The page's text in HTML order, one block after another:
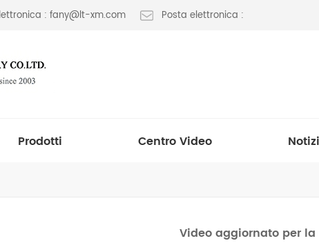
: fany@lt-xm.com Posta elettronica :
Prodotti Centro Video
Video aggiornato per